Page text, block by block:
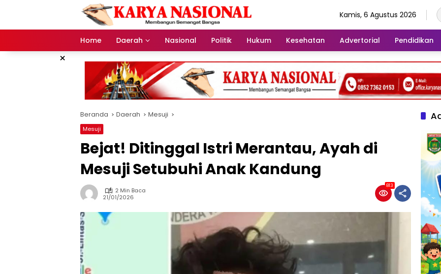
Kamis, 6 Agustus 2026
Home Daerah Nasional Politik Hukum Kesehatan Advertorial Pendidikan
×
Beranda Daerah Mesuji
Mesuji
Bejat! Ditinggal Istri Merantau, Ayah di
Mesuji Setubuhi Anak Kandung
2 Min Baca
21/01/2026
813